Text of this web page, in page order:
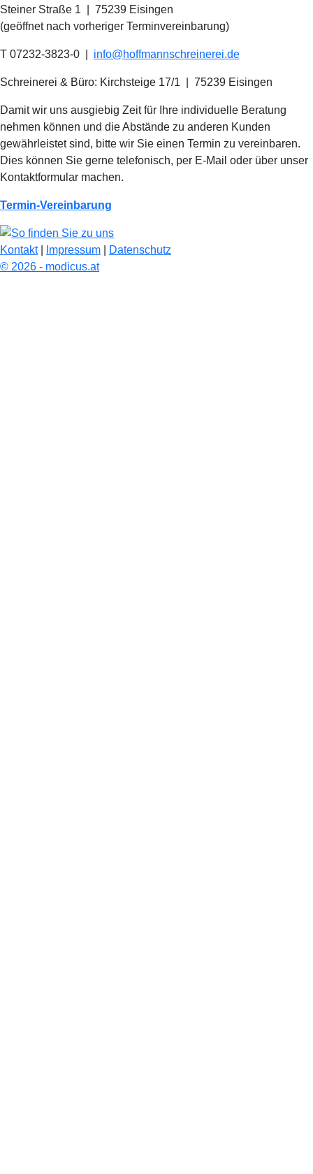
Steiner Straße 1 | 75239 Eisingen
(geöffnet nach vorheriger Terminvereinbarung)
T 07232-3823-0 info@hoffmannschreinerei.de
Schreinerei & Büro: Kirchsteige 17/1 75239 Eisingen
Damit wir uns ausgiebig Zeit für Ihre individuelle Beratung
nehmen können und die Abstände zu anderen Kunden
gewährleistet sind, bitte wir Sie einen Termin zu vereinbaren.
Dies können Sie gerne telefonisch, per E-Mail oder über unser
Kontaktformular machen.
Termin-Vereinbarung
Kontakt| Impressum
Datenschutz
© 2026 - modicus.at